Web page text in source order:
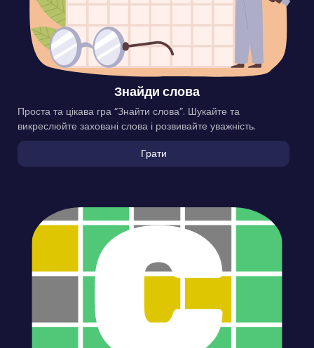
Знайди слова
Проста та цікава гра “Знайти слова”. Шукайте та
викреслюйте заховані слова і розвивайте уважність.
Грати